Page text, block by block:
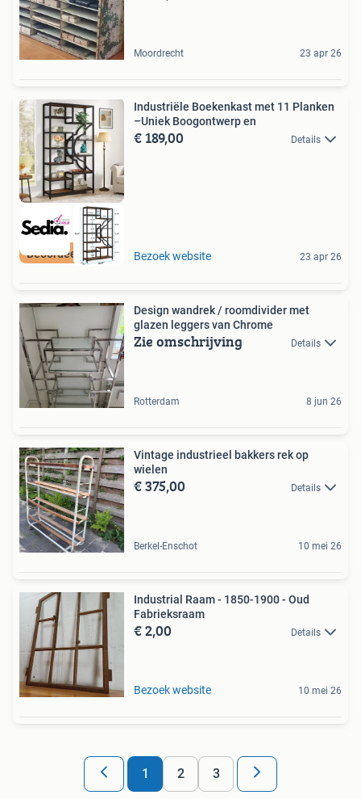
Moordrecht 23 apr 26
Beoordeeld met 9+
Industriële Boekenkast met 11 Planken
–Uniek Boogontwerp en
€ 189,00 Details
Bezoek website 23 apr 26
Design wandrek / roomdivider met
glazen leggers van Chrome
Zie omschrijving Details
Rotterdam 8 jun 26
Vintage industrieel bakkers rek op
wielen
€ 375,00 Details
Berkel-Enschot 10 mei 26
Industrial Raam - 1850-1900 - Oud
Fabrieksraam
€ 2,00 Details
Bezoek website 10 mei 26
1 2 3